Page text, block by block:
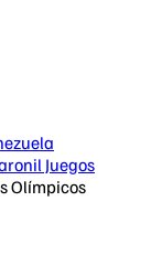
Juegos
Olímpicos